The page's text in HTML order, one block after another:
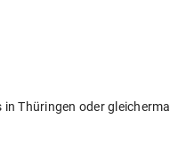
Thüringen oder